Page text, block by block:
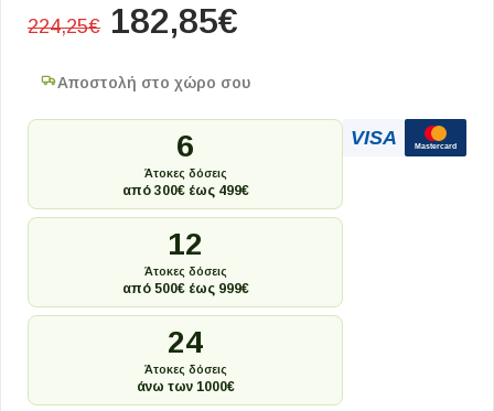
224,25€ 182,85€
Αποστολή στο χώρο σου
6
Άτοκες δόσεις
από 300€ έως 499€
12
Άτοκες δόσεις
από 500€ έως 999€
24
Άτοκες δόσεις
άνω των 1000€
VISA Mastercard